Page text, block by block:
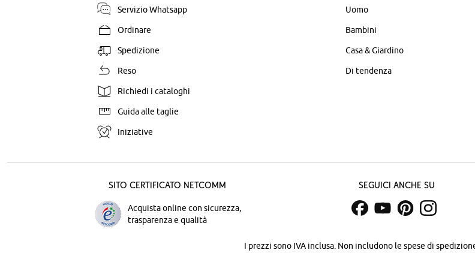
Servizio Whatsapp
Ordinare
Spedizione
Reso
Richiedi i cataloghi
Guida alle taglie
Iniziative
Uomo
Bambini
Casa & Giardino
Di tendenza
Sito certificato Netcomm
Acquista online con sicurezza,
trasparenza e qualità
Seguici anche su
I prezzi sono IVA inclusa. Non includono le spese di